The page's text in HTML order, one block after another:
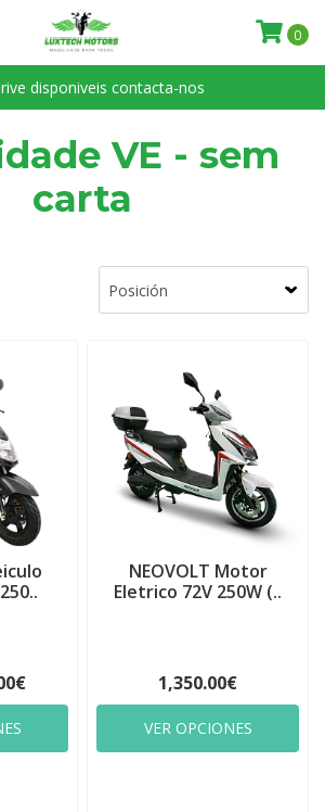
disponiveis contacta-nos
0
VE - sem
carta
NEOVOLT Motor
Eletrico 72V 250W (..
1,350.00€
VER OPCIONES